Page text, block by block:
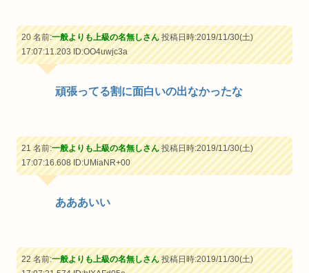
20 名前:一般よりも上級の名無しさん投稿日時:2019/11/30(土)
17:07:11.203ID:OO4uwjc3a
頑張ってる割に面白いの出なかったな
21 名前:一般よりも上級の名無しさん投稿日時:2019/11/30(土)
17:07:16.608ID:UMiaNR+00
あああいい
22 名前:一般よりも上級の名無しさん投稿日時:2019/11/30(土)